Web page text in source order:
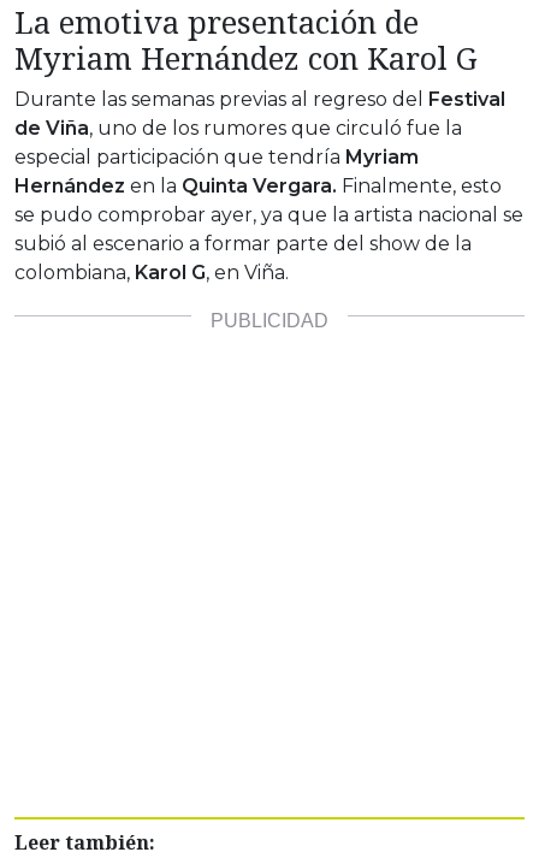
La emotiva presentación de
Myriam Hernández con Karol G
Durante las semanas previas al regreso del
Festival
de Viña, uno de los rumores que circuló fue la
especial participación que tendría Myriam
Hernández en la Quinta Vergara. Finalmente, esto
se pudo comprobar ayer, ya que la artista nacional se
subió al escenario a formar parte del show de la
colombiana, Karol G, en Viña.
Leer también: